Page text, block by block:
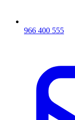
966 400 555